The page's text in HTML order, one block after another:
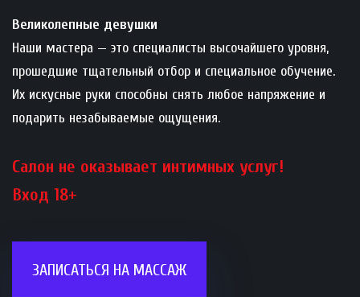
Великолепные девушки
Наши мастера — это специалисты высочайшего уровня,
прошедшие тщательный отбор и специальное обучение.
Их искусные руки способны снять любое напряжение и
подарить незабываемые ощущения.
Салон не оказывает интимных услуг!
Вход 18+
ЗАПИСАТЬСЯ НА МАССАЖ